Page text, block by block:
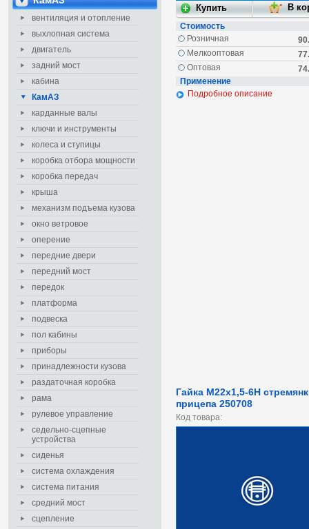
вентиляция и отопление
выхлопная система
двигатель
задний мост
кабина
КамАЗ
карданные валы
ключи и инструменты
колеса и ступицы
коробка отбора мощности
коробка передач
крыша
механизм подъема кузова
окно ветровое
оперение
передние двери
передний мост
передок
платформа
подвеска
пол кабины
приборы
принадлежности кузова
раздаточная коробка
рама
рулевое управление
седельно-сцепные
устройства
сиденья
система охлаждения
система питания
средний мост
сцепление
Стоимость
Розничная
Мелкооптовая
Оптовая
Применение
Подробное описание
Гайка М22х1,5-6Н
прицепа 250708
Код товара: